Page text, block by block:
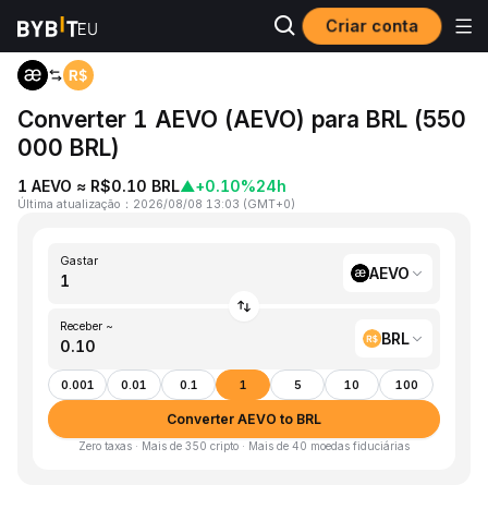
Criar conta
Página inicial
Converter 1 AEVO (AEVO) para BRL (550
000 BRL)
1 AEVO ≈ R$0.10 BRL▲+0.10%24h
Última atualização ： 2026/08/08 13:03 (GMT+0)
Gastar
AEVO
Receber ~
BRL
0.001 0.01 0.1 1 5 10 100
Converter AEVO to BRL
Zero taxas · Mais de 350 cripto · Mais de 40 moedas fiduciárias